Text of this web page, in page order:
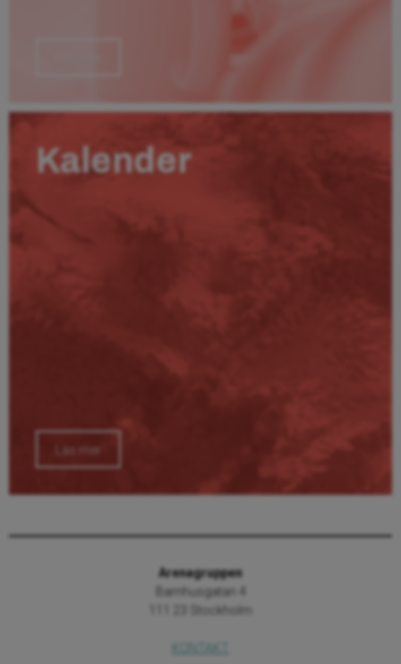
Kalender
Läs mer
Arenagruppen
Barnhusgatan 4
111 23 Stockholm